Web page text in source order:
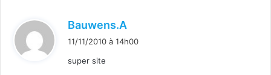
Bauwens.A
11/11/2010 à 14h00
super site